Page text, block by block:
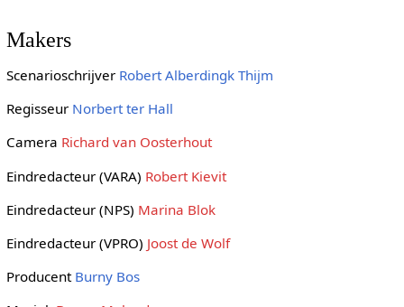
Makers
Scenarioschrijver Robert Alberdingk Thijm
Regisseur Norbert ter Hall
Camera Richard van Oosterhout
Eindredacteur (VARA) Robert Kievit
Eindredacteur (NPS) Marina Blok
Eindredacteur (VPRO) Joost de Wolf
Producent Burny Bos